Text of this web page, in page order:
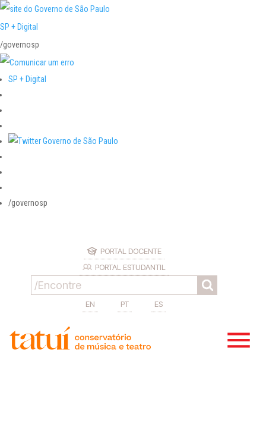
SP + Digital
/governosp
SP + Digital
/governosp
PORTAL DOCENTE
PORTAL ESTUDANTIL
EN PT ES